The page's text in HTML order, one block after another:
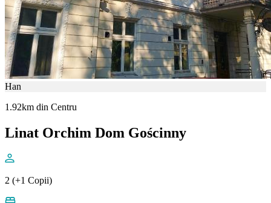
Han
1.92km din Centru
Linat Orchim Dom Gościnny
2 (+1 Copii)